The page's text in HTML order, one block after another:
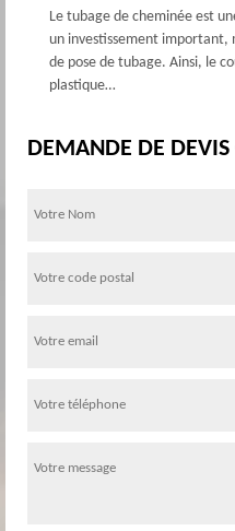
Le tubage de cheminée est
un investissement important,
de pose de tubage. Ainsi, le
plastique…
DEMANDE DE